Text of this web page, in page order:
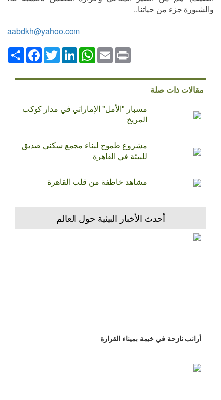
والشبورة جزء من حياتنا..
aabdkh@yahoo.com
انشر
FacebookTwitterLinkedIn
WhatsAppEmailPrint
مقالات ذات صلة
مسبار "الأمل" الإماراتي في مدار كوكب
المريخ
مشروع طموح لبناء مجمع سكني صديق
للبيئة في القاهرة
مشاهد خاطفة من قلب القاهرة
أحدث الأخبار البيئية حول العالم
أرانب نازحة في خيمة بميناء القرارة